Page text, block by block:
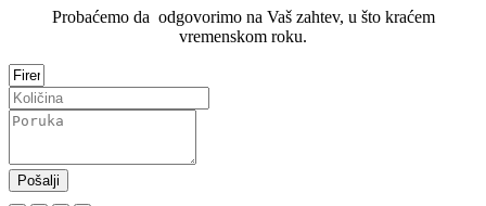
Probaćemo da odgovorimo na Vaš zahtev, u što kraćem
vremenskom roku.
Pošalji